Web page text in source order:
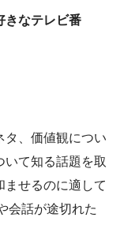
きなテレビ番
タ、価値観につい
いて知る話題を取
ませるのに適して
会話が途切れた